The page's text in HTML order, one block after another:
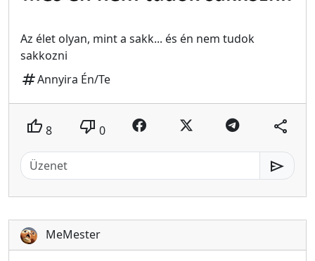
Az élet olyan, mint a sakk... és én nem tudok
sakkozni
tagAnnyira Én/Te
thumb_up 8 thumb_down 0 share
send
MeMester